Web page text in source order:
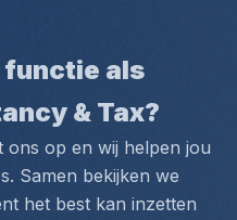
functie als
& Tax?
ons op en wij helpen jou
Samen bekijken we
het best kan inzetten